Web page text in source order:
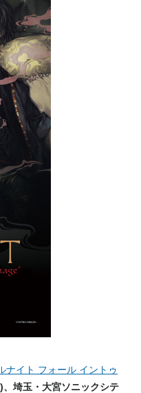
ナイト フォール イントゥ
埼玉・大宮ソニックシテ